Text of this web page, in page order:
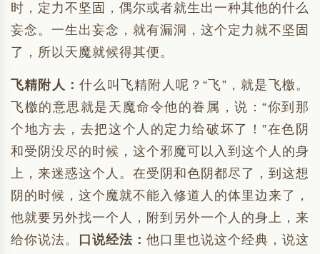
时，定力不坚固，偶尔或者就生出一种其他的什么
妄念。一生出妄念，就有漏洞，这个定力就不坚固
了，所以天魔就候得其便。
飞精附人：什么叫飞精附人呢？“飞”，就是飞檄。
飞檄的意思就是天魔命令他的眷属，说：“你到那
个地方去，去把这个人的定力给破坏了！”在色阴
和受阴没尽的时候，这个邪魔可以入到这个人的身
上，来迷惑这个人。在受阴和色阴都尽了，到这想
阴的时候，这个魔就不能入修道人的体里边来了，
他就要另外找一个人，附到另外一个人的身上，来
给你说法。
口说经法： 他口里也说这个经典，说这